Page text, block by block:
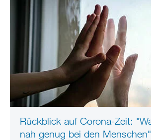
Rückblick auf Corona-Zeit:
nah genug bei den Menschen"